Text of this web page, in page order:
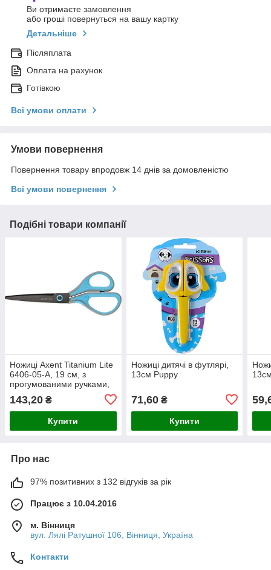
Ви отримаєте замовлення
або гроші повернуться на вашу картку
Детальніше
Післяплата
Оплата на рахунок
Готівкою
Всі умови оплати
Умови повернення
Повернення товару впродовж 14 днів за домовленістю
Всі умови повернення
Подібні товари компанії
Ножиці Axent Titanium Lite
6406-05-A, 19 см, з
прогумованими ручками,
143,20 ₴
Купити
Ножиці дитячі в футлярі,
13см Puppy
71,60₴
Купити
Про нас
97% позитивних з 132 відгуків за рік
Працює з 10.04.2016
м. Вінниця
вул. Лялі Ратушної 106, Вінниця, Україна
Контакти